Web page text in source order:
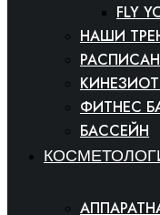
FLY
НАШИ
ФИТНЕС
БАССЕЙН